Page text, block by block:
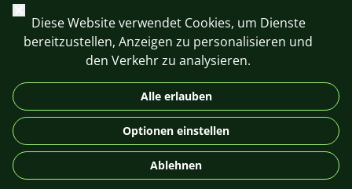
+420 603 449 602
DE
© 2026 For Aquarist
Schließen
Diese Website verwendet Cookies, um Dienste
bereitzustellen, Anzeigen zu personalisieren und
den Verkehr zu analysieren.
Alle erlauben
Optionen einstellen
Ablehnen